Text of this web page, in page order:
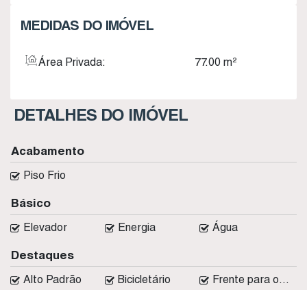
MEDIDAS DO IMÓVEL
Área Privada: 77.00 m²
DETALHES DO IMÓVEL
Destaques
Alto Padrão Bicicletário
Frente para o Mar
Básico
Elevador Energia Água
Acabamento
Piso Frio